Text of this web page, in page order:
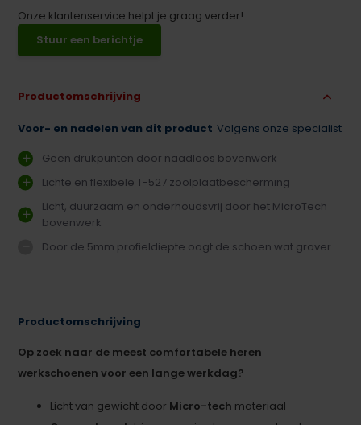
Onze klantenservice helpt je graag verder!
Stuur een berichtje
Productomschrijving
Voor- en nadelen van dit product Volgens onze specialist
Geen drukpunten door naadloos bovenwerk
Lichte en flexibele T-527 zoolplaatbescherming
Licht, duurzaam en onderhoudsvrij door het MicroTech
bovenwerk
Door de 5mm profieldiepte oogt de schoen wat grover
Productomschrijving
Op zoek naar de meest comfortabele heren
werkschoenen voor een lange werkdag?
Licht van gewicht door Micro-tech materiaal